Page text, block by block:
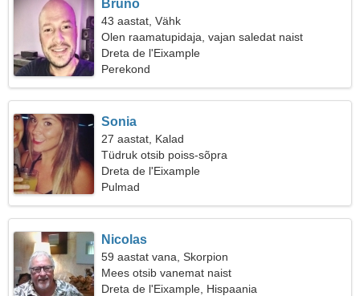
Bruno
43 aastat, Vähk
Olen raamatupidaja, vajan saledat naist
Dreta de l'Eixample
Perekond
Sonia
27 aastat, Kalad
Tüdruk otsib poiss-sõpra
Dreta de l'Eixample
Pulmad
Nicolas
59 aastat vana, Skorpion
Mees otsib vanemat naist
Dreta de l'Eixample, Hispaania